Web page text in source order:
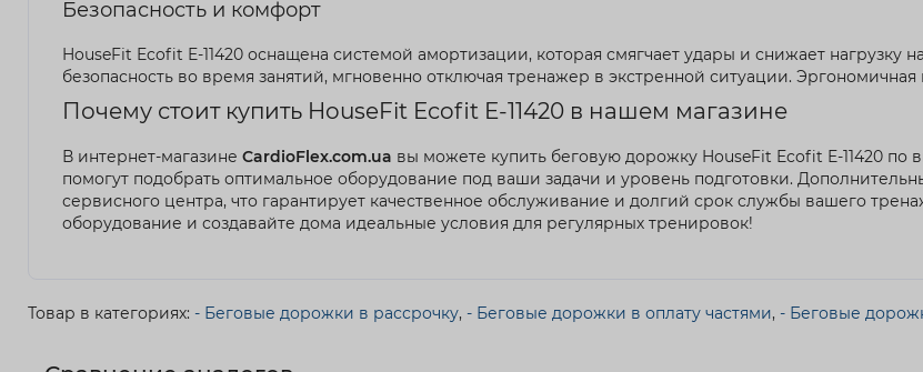
Безопасность и комфорт
HouseFit Ecofit E-11420 оснащена системой амортизации, которая смягчает удары и снижает нагрузку
безопасность во время занятий, мгновенно отключая тренажер в экстренной ситуации.
Почему стоит купить HouseFit Ecofit E-11420 в нашем магазине
В интернет-магазине CardioFlex.com.ua вы можете купить беговую дорожку HouseFit Ecofit E-11420
помогут подобрать оптимальное оборудование под ваши задачи и уровень подготовки.
сервисного центра, что гарантирует качественное обслуживание и долгий срок службы вашего
оборудование и создавайте дома идеальные условия для регулярных тренировок!
Товар в категориях: - Беговые дорожки в рассрочку, - Беговые дорожки в оплату частями, - Беговые